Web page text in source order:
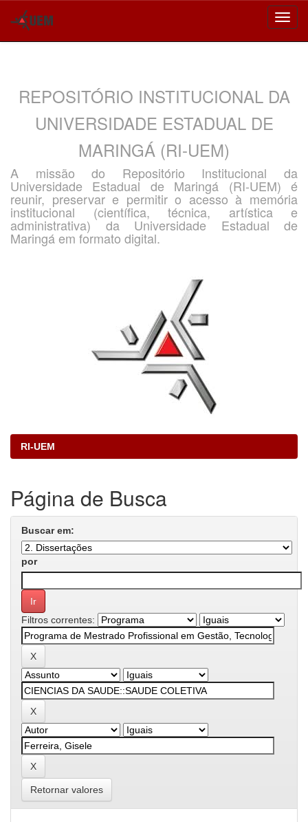
REPOSITÓRIO INSTITUCIONAL DA
UNIVERSIDADE ESTADUAL DE
MARINGÁ (RI-UEM)
A missão do Repositório Institucional da
Universidade Estadual de Maringá (RI-UEM) é
reunir, preservar e permitir o acesso à memória
institucional (científica, técnica, artística e
administrativa) da Universidade Estadual de
Maringá em formato digital.
RI-UEM
Página de Busca
Buscar em:
por
Filtros correntes:
Retornar valores